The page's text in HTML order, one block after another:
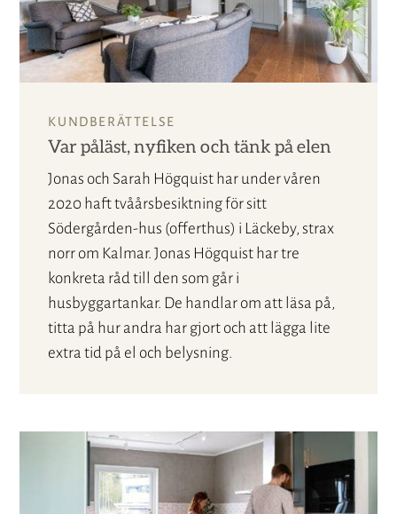
KUNDBERÄTTELSE
Var påläst, nyfiken och tänk på elen
Jonas och Sarah Högquist har under våren
2020 haft tvåårsbesiktning för sitt
Södergården-hus (offerthus) i Läckeby, strax
norr om Kalmar. Jonas Högquist har tre
konkreta råd till den som går i
husbyggartankar. De handlar om att läsa på,
titta på hur andra har gjort och att lägga lite
extra tid på el och belysning.